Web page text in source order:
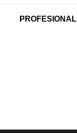
PROFESIONAL